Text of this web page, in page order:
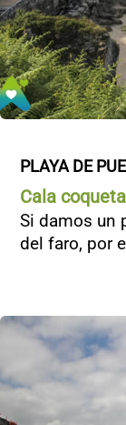
PLAYA DE
Cala
Si damos un
del faro, por